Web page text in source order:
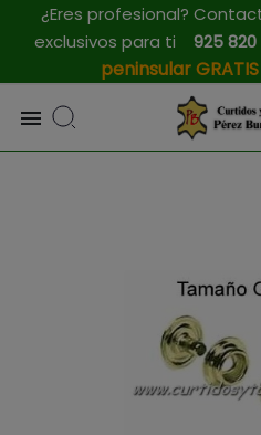
¿Eres profesional?
exclusivos para ti 925 820
peninsular
